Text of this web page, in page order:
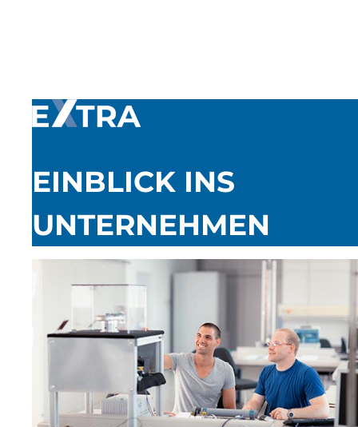
EINBLICK INS
UNTERNEHMEN